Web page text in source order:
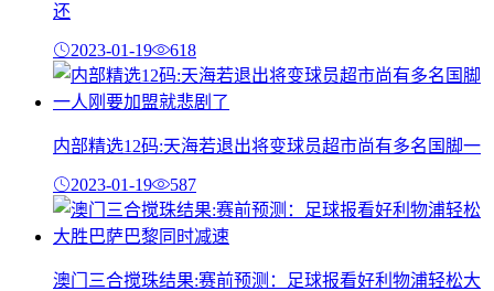
还
2023-01-19 618
内部精选12码:天海若退出将变球员超市尚有多名国脚一
2023-01-19 587
澳门三合搅珠结果:赛前预测：足球报看好利物浦轻松大